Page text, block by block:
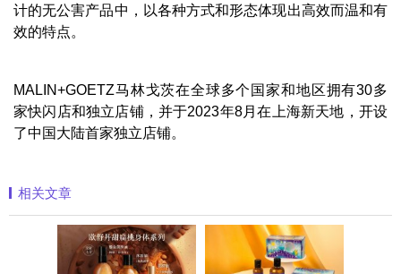
计的无公害产品中，以各种方式和形态体现出高效而温和有
效的特点。
MALIN+GOETZ马林戈茨在全球多个国家和地区拥有30多
家快闪店和独立店铺，并于2023年8月在上海新天地，开设
了中国大陆首家独立店铺。
相关文章